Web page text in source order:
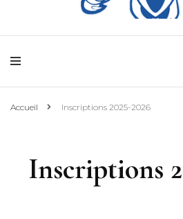
Accueil Inscriptions 2025-2026
Inscriptions